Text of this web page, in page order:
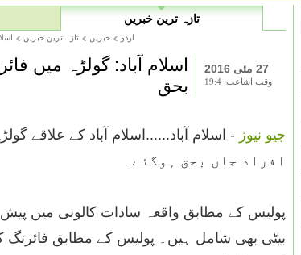
تازہ ترین خبریں
اردو خبریں تازہ ترین خبریں
27 مئی 2016
وقت اشاعت: 19:4
بحق
جیو نیوز
افراد جاں بحق ہوگئے۔
پولیس کے مطابق واقعہ سادات کالونی میں پیش
بیٹی بھی شامل ہیں۔ پولیس کے مطابق فائرنگ